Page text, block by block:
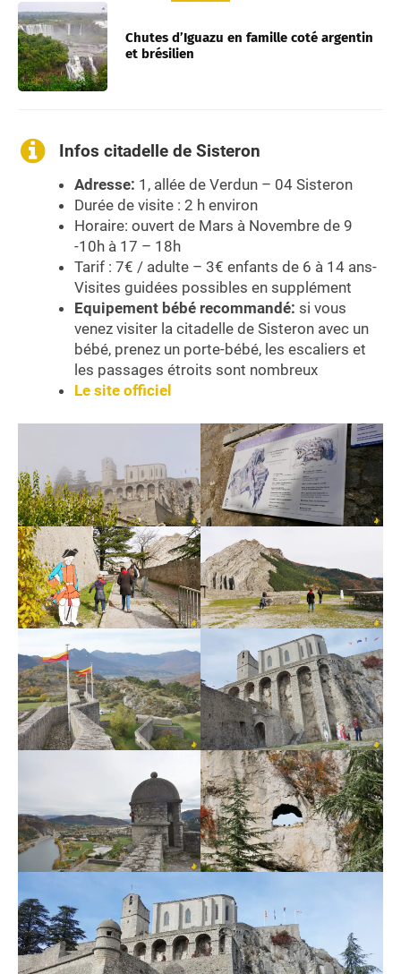
Chutes d’Iguazu en famille coté argentin
et brésilien
Infos citadelle de Sisteron
Adresse: 1, allée de Verdun – 04 Sisteron
Durée de visite : 2 h environ
Horaire: ouvert de Mars à Novembre de 9
-10h à 17 – 18h
Tarif : 7€ / adulte – 3€ enfants de 6 à 14 ans-
Visites guidées possibles en supplément
Equipement bébé recommandé: si vous
venez visiter la citadelle de Sisteron avec un
bébé, prenez un porte-bébé, les escaliers et
les passages étroits sont nombreux
Le site officiel